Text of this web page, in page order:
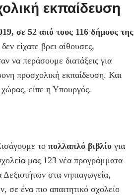
εκπαίδευση
σε 52 από τους 116 δήμους της
είχατε βρει αίθουσες,
να περάσουμε διατάξεις για
προσχολική εκπαίδευση. Και
χώρας, είπε η Υπουργός.
το πολλαπλό βιβλίο για
μας 123 νέα προγράμματα
στα νηπιαγωγεία,
σε ένα πιο απαιτητικό σχολείο